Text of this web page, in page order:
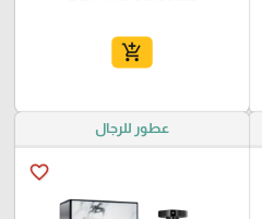
add_shopping_cart
عطور للرجال
favorite_border